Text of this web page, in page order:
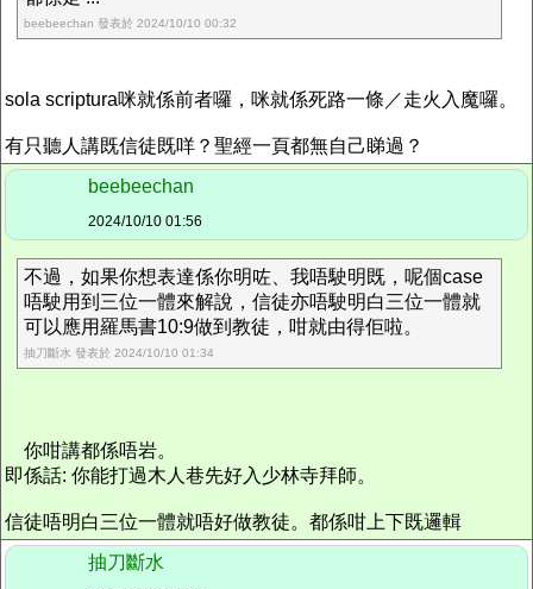
beebeechan 發表於 2024/10/10 00:32
sola scriptura咪就係前者囉，咪就係死路一條／走火入魔囉。
有只聽人講既信徒既咩？聖經一頁都無自己睇過？
beebeechan
2024/10/10 01:56
不過，如果你想表達係你明咗、我唔駛明既，呢個case
唔駛用到三位一體來解說，信徒亦唔駛明白三位一體就
可以應用羅馬書10:9做到教徒，咁就由得佢啦。
抽刀斷水 發表於 2024/10/10 01:34
你咁講都係唔岩。
即係話: 你能打過木人巷先好入少林寺拜師。
信徒唔明白三位一體就唔好做教徒。都係咁上下既邏輯
抽刀斷水